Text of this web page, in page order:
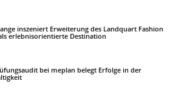
inszeniert Erweiterung des Landquart Fashion
erlebnisorientierte Destination
bei meplan belegt Erfolge in der